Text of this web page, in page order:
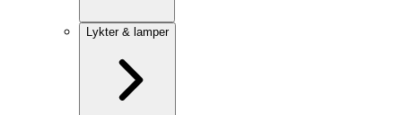
Lykter & lamper